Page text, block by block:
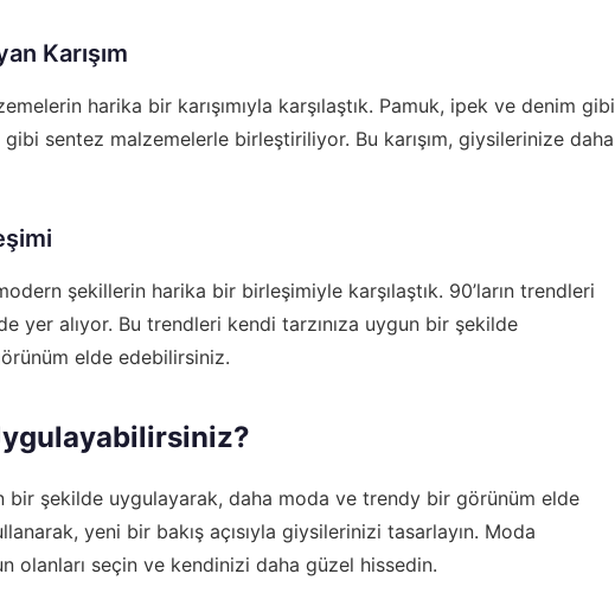
Karışım
harika bir karışımıyla karşılaştık. Pamuk, ipek ve denim gibi
sentez malzemelerle birleştiriliyor. Bu karışım, giysilerinize daha
şekillerin harika bir birleşimiyle karşılaştık. 90’ların trendleri
yer alıyor. Bu trendleri kendi tarzınıza uygun bir şekilde
elde edebilirsiniz.
bir şekilde uygulayarak, daha moda ve trendy bir görünüm elde
yeni bir bakış açısıyla giysilerinizi tasarlayın. Moda
olanları seçin ve kendinizi daha güzel hissedin.